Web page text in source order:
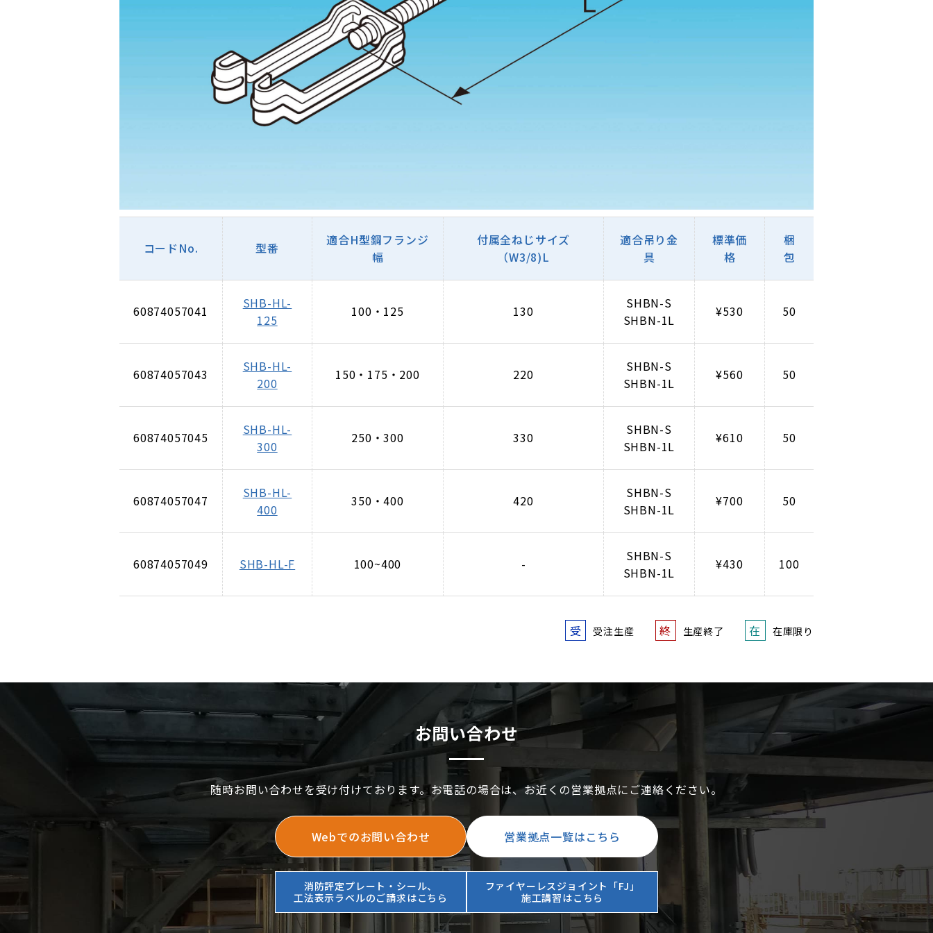
コードNo. 型番
適合H型鋼フランジ
幅
付属全ねじサイズ
（W3/8)L
適合吊り金
具
標準価
格
梱
包
60874057041
SHB-HL-
125
100・125 130
SHBN-S
SHBN-1L
¥530 50
60874057043
SHB-HL-
200
150・175・200 220
SHBN-S
SHBN-1L
¥560 50
60874057045
SHB-HL-
300
250・300 330
SHBN-S
SHBN-1L
¥610 50
60874057047
SHB-HL-
400
350・400 420
SHBN-S
SHBN-1L
¥700 50
60874057049 SHB-HL-F 100~400 -
SHBN-S
SHBN-1L
¥430 100
受 受注生産 終 生産終了 在 在庫限り
お問い合わせ
随時お問い合わせを受け付けております。お電話の場合は、お近くの営業拠点にご連絡ください。
Webでのお問い合わせ 営業拠点一覧はこちら
消防評定プレート・シール、
工法表示ラベルのご請求はこちら
ファイヤーレスジョイント「FJ」
施工講習はこちら